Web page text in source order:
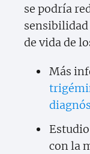
se podría
de vida de
Más
con la